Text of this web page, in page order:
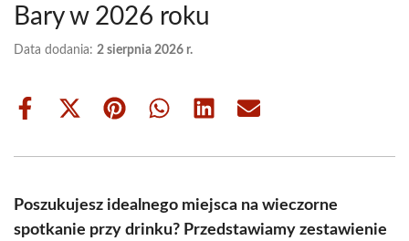
Bary w 2026 roku
Data dodania: 2 sierpnia 2026 r.
Share
Share
(Twitter)
Share Share Share Share
Poszukujesz idealnego miejsca na wieczorne
spotkanie przy drinku? Przedstawiamy zestawienie